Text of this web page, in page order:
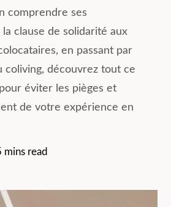
comprendre ses
clause de solidarité aux
en passant par
coliving, découvrez tout ce
éviter les pièges et
de votre expérience en
mins read